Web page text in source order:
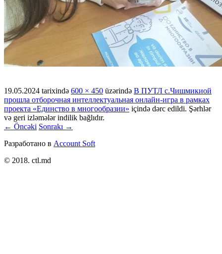
19.05.2024 tarixində 600 × 450 üzərində В ПУТЛ с.Чишмикиой
прошла отборочная интеллектуальная онлайн-игра в рамках
проекта «Единство в многообразии» içində dərc edildi. Şərhlər
və geri izləmələr indilik bağlıdır.
← Öncəki Sonrakı →
Разработано в Account Soft
© 2018. ctl.md